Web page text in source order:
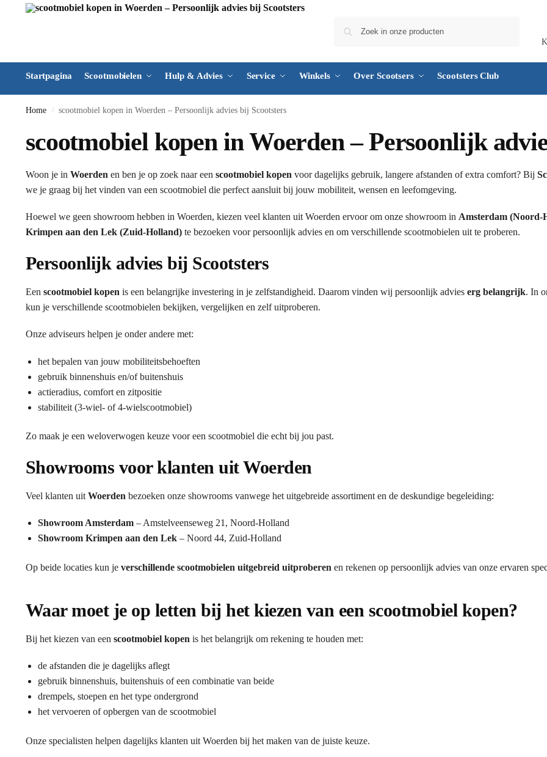
Startpagina Scootmobielen Hulp & Advies Service Winkels Over Scootsers Scootsters Club
Home / scootmobiel kopen in Woerden – Persoonlijk advies bij Scootsters
scootmobiel kopen in Woerden – Persoonlijk
Woon je in Woerden en ben je op zoek naar een scootmobiel kopen voor dagelijks gebruik, langere afstanden of extra comfort? Bij
we je graag bij het vinden van een scootmobiel die perfect aansluit bij jouw mobiliteit, wensen en leefomgeving.
Hoewel we geen showroom hebben in Woerden, kiezen veel klanten uit Woerden ervoor om onze showroom in Amsterdam (Noord-
Krimpen aan den Lek (Zuid-Holland)te bezoeken voor persoonlijk advies en om verschillende scootmobielen uit te proberen.
Persoonlijk advies bij Scootsters
Een scootmobiel kopen is een belangrijke investering in je zelfstandigheid. Daarom vinden wij persoonlijk advies erg belangrijk. In
kun je verschillende scootmobielen bekijken, vergelijken en zelf uitproberen.
Onze adviseurs helpen je onder andere met:
het bepalen van jouw mobiliteitsbehoeften
gebruik binnenshuis en/of buitenshuis
actieradius, comfort en zitpositie
stabiliteit (3-wiel- of 4-wielscootmobiel)
Zo maak je een weloverwogen keuze voor een scootmobiel die echt bij jou past.
Showrooms voor klanten uit Woerden
Veel klanten uit Woerden bezoeken onze showrooms vanwege het uitgebreide assortiment en de deskundige begeleiding:
Showroom Amsterdam– Amstelveenseweg 21, Noord-Holland
Showroom Krimpen aan den Lek– Noord 44, Zuid-Holland
Op beide locaties kun je verschillende scootmobielen uitgebreid uitproberen en rekenen op persoonlijk advies van onze ervaren
Waar moet je op letten bij het kiezen van een scootmobiel kopen?
Bij het kiezen van een scootmobiel kopen is het belangrijk om rekening te houden met:
de afstanden die je dagelijks aflegt
gebruik binnenshuis, buitenshuis of een combinatie van beide
drempels, stoepen en het type ondergrond
het vervoeren of opbergen van de scootmobiel
Onze specialisten helpen dagelijks klanten uit Woerden bij het maken van de juiste keuze.